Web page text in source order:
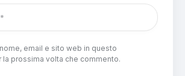
email e sito web in questo
la prossima volta che commento.